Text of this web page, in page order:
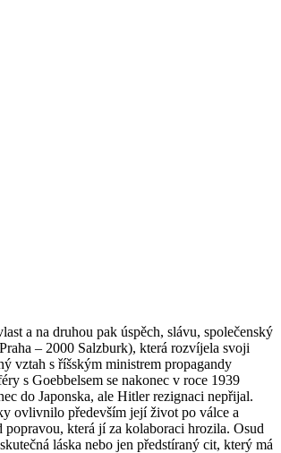
a na druhou pak úspěch, slávu, společenský
– 2000 Salzburk), která rozvíjela svoji
vztah s říšským ministrem propagandy
s Goebbelsem se nakonec v roce 1939
do Japonska, ale Hitler rezignaci nepřijal.
ovlivnilo především její život po válce a
která jí za kolaboraci hrozila. Osud
láska nebo jen předstíraný cit, který má